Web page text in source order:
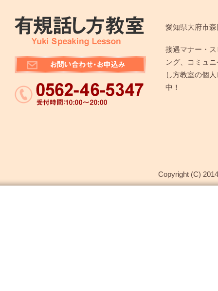
愛知県大府市
接遇マナー・
ング、コミュ
し方教室の個
中！
Copyright (C)